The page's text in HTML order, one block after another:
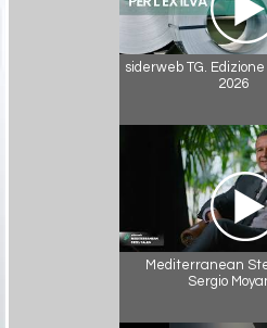
siderweb TG.
2026
Mediterranean
Sergio